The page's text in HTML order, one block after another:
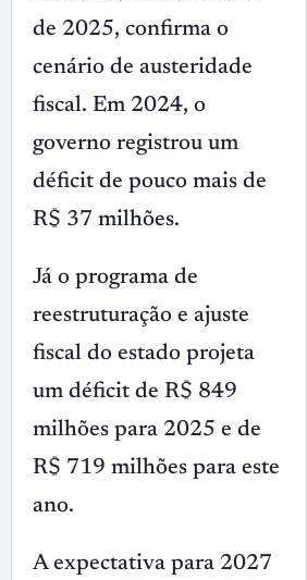
de 2025, confirma o
cenário de austeridade
fiscal. Em 2024, o
governo registrou um
déficit de pouco mais de
R$ 37 milhões.
Já o programa de
reestruturação e ajuste
fiscal do estado projeta
um déficit de R$ 849
milhões para 2025 e de
R$ 719 milhões para este
ano.
A expectativa para 2027